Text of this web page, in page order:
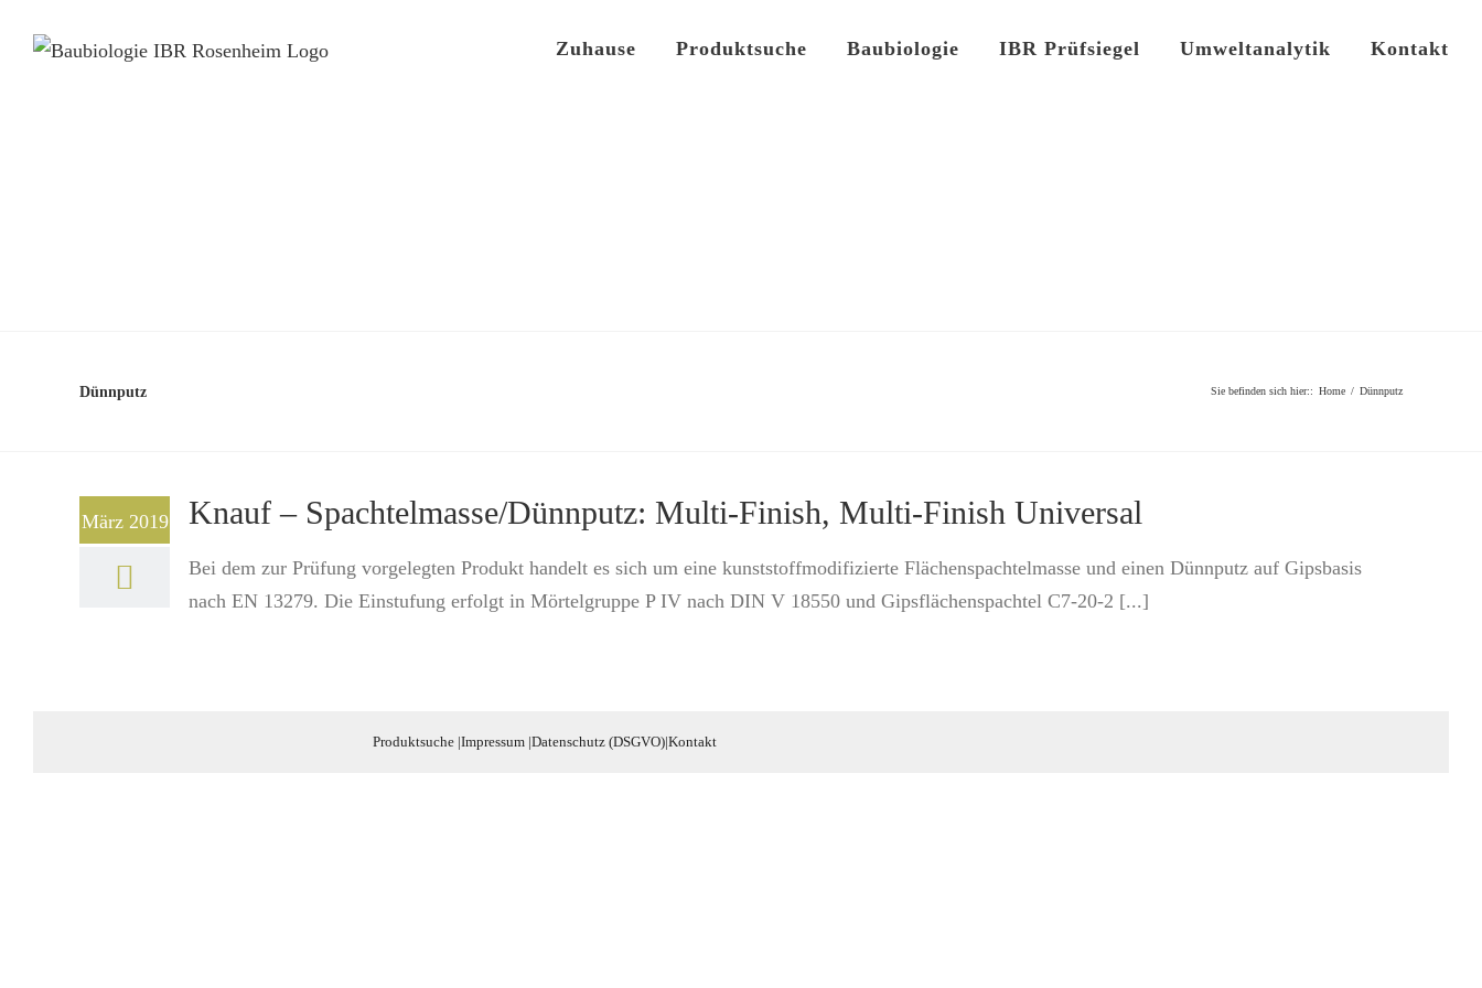
Zuhause Produktsuche Baubiologie IBR Prüfsiegel Umweltanalytik Kontakt
Dünnputz Sie befinden sich hier:: Home / Dünnputz
März 2019 Knauf – Spachtelmasse/Dünnputz: Multi-Finish, Multi-Finish Universal
Bei dem zur Prüfung vorgelegten Produkt handelt es sich um eine kunststoffmodifizierte Flächenspachtelmasse und einen Dünnputz auf Gipsbasis
nach EN 13279. Die Einstufung erfolgt in Mörtelgruppe P IV nach DIN V 18550 und Gipsflächenspachtel C7-20-2 [...]
Produktsuche|Impressum|Datenschutz (DSGVO)|Kontakt